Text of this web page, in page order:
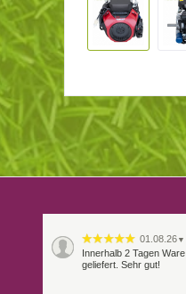
01.08.26 ▼
Innerhalb 2 Tagen Ware
geliefert. Sehr gut!